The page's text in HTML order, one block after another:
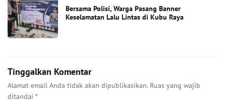
Bersama Polisi, Warga Pasang Banner
Keselamatan Lalu Lintas di Kubu Raya
Tinggalkan Komentar
Alamat email Anda tidak akan dipublikasikan. Ruas yang wajib
ditandai *